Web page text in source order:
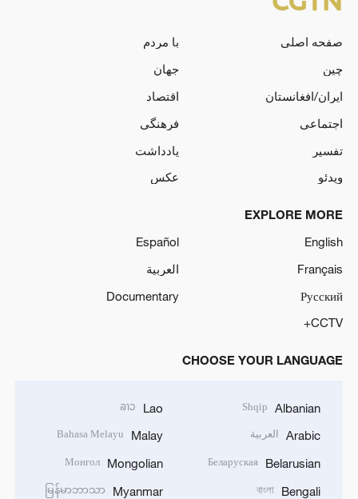
صفحه اصلی
با مردم
چین
جهان
ایران/افغانستان
اقتصاد
اجتماعی
فرهنگی
تفسیر
یادداشت
ویدئو
عکس
EXPLORE MORE
English
Español
Français
العربية
Русский
Documentary
CCTV+
CHOOSE YOUR LANGUAGE
Albanian
Shqip
Arabic العربية
Belarusian
Беларуская
Bengali
বাংলা
Lao
ລາວ
Malay
Bahasa Melayu
Mongolian
Монгол
Myanmar
မြန်မာဘာသာ